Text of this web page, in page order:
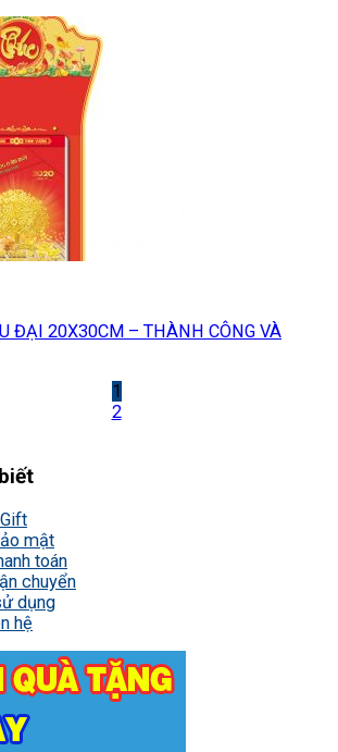
ĐẠI 20X30CM – THÀNH CÔNG VÀ
1
2
mật
toán
chuyển
dụng
hệ